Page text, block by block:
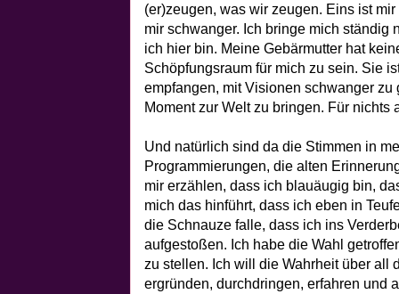
(er)zeugen, was wir zeugen. Eins ist
mir schwanger. Ich bringe mich ständig
ich hier bin. Meine Gebärmutter hat
Schöpfungsraum für mich zu sein. Sie
empfangen, mit Visionen schwanger
Moment zur Welt zu bringen. Für nichts
Und natürlich sind da die Stimmen in
Programmierungen, die alten
mir erzählen, dass ich blauäugig bin,
mich das hinführt, dass ich eben in
die Schnauze falle, dass ich ins
aufgestoßen. Ich habe die Wahl
zu stellen. Ich will die Wahrheit über all
ergründen, durchdringen, erfahren und